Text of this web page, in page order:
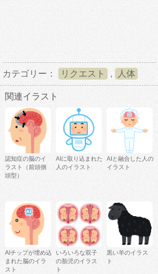
カテゴリー： リクエスト , 人体
関連イラスト
認知症の脳のイ
ラスト（前頭側
頭型）
AIに取り込まれた
人のイラスト
AIと融合した人の
イラスト
AIチップが埋め込
まれた脳のイラ
スト
いろいろな双子
の胎児のイラス
ト
黒い羊のイラス
ト